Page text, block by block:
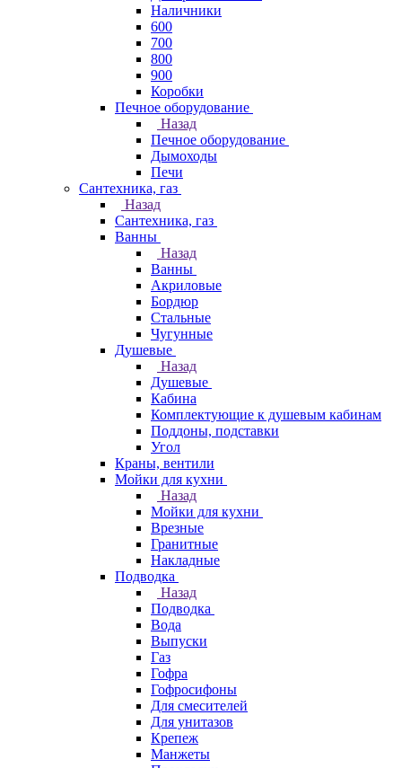
Наличники
600
700
800
900
Коробки
Печное оборудование
Назад
Печное оборудование
Дымоходы
Печи
Сантехника, газ
Назад
Сантехника, газ
Ванны
Назад
Ванны
Акриловые
Бордюр
Стальные
Чугунные
Душевые
Назад
Душевые
Кабина
Комплектующие к душевым кабинам
Поддоны, подставки
Угол
Краны, вентили
Мойки для кухни
Назад
Мойки для кухни
Врезные
Гранитные
Накладные
Подводка
Назад
Подводка
Вода
Выпуски
Газ
Гофра
Гофросифоны
Для смесителей
Для унитазов
Крепеж
Манжеты